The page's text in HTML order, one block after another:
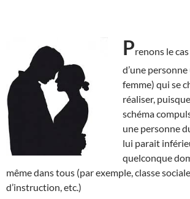
Prenons le
d’une
femme) qui se
réaliser,
schéma
une personne
lui parait
quelconque
même dans tous (par exemple, classe
d’instruction, etc.)